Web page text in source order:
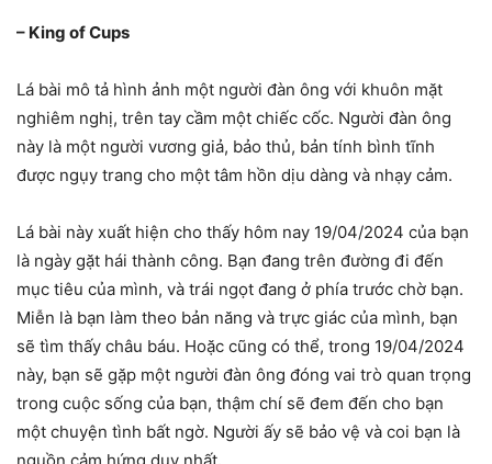
– King of Cups
Lá bài mô tả hình ảnh một người đàn ông với khuôn mặt
nghiêm nghị, trên tay cầm một chiếc cốc. Người đàn ông
này là một người vương giả, bảo thủ, bản tính bình tĩnh
được ngụy trang cho một tâm hồn dịu dàng và nhạy cảm.
Lá bài này xuất hiện cho thấy hôm nay 19/04/2024 của bạn
là ngày gặt hái thành công. Bạn đang trên đường đi đến
mục tiêu của mình, và trái ngọt đang ở phía trước chờ bạn.
Miễn là bạn làm theo bản năng và trực giác của mình, bạn
sẽ tìm thấy châu báu. Hoặc cũng có thể, trong 19/04/2024
này, bạn sẽ gặp một người đàn ông đóng vai trò quan trọng
trong cuộc sống của bạn, thậm chí sẽ đem đến cho bạn
một chuyện tình bất ngờ. Người ấy sẽ bảo vệ và coi bạn là